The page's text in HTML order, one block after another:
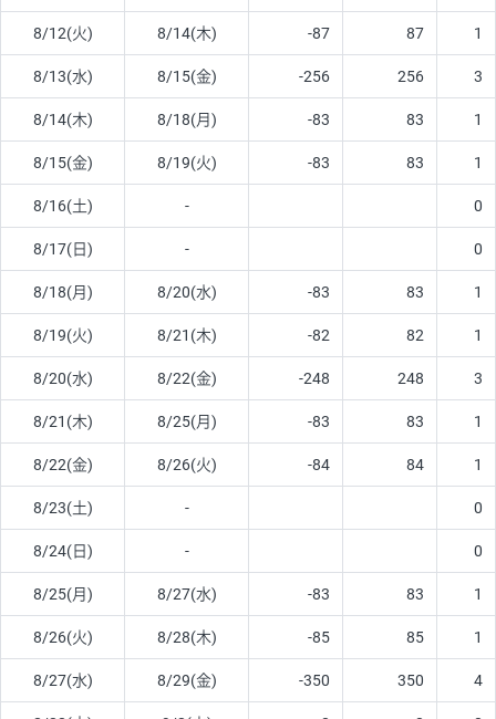
8/12(火) 8/14(木) -87 87 1
8/13(水) 8/15(金) -256 256 3
8/14(木) 8/18(月) -83 83 1
8/15(金) 8/19(火) -83 83 1
8/16(土) - 0
8/17(日) - 0
8/18(月) 8/20(水) -83 83 1
8/19(火) 8/21(木) -82 82 1
8/20(水) 8/22(金) -248 248 3
8/21(木) 8/25(月) -83 83 1
8/22(金) 8/26(火) -84 84 1
8/23(土) - 0
8/24(日) - 0
8/25(月) 8/27(水) -83 83 1
8/26(火) 8/28(木) -85 85 1
8/27(水) 8/29(金) -350 350 4